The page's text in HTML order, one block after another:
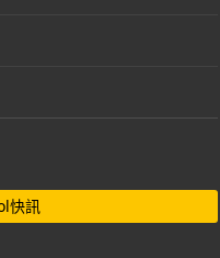
快訊